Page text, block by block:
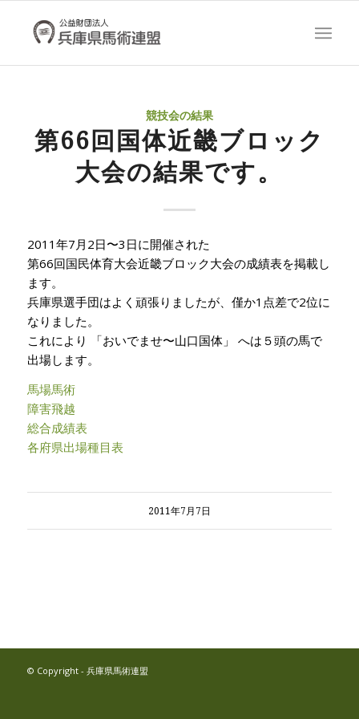
競技会の結果
第66回国体近畿ブロック
大会の結果です。
2011年7月2日〜3日に開催された
第66回国民体育大会近畿ブロック大会の成績表を掲載し
ます。
兵庫県選手団はよく頑張りましたが、僅か1点差で2位に
なりました。
これにより 「おいでませ〜山口国体」 へは５頭の馬で
出場します。
馬場馬術
障害飛越
総合成績表
各府県出場種目表
2011年7月7日
© Copyright - 兵庫県馬術連盟